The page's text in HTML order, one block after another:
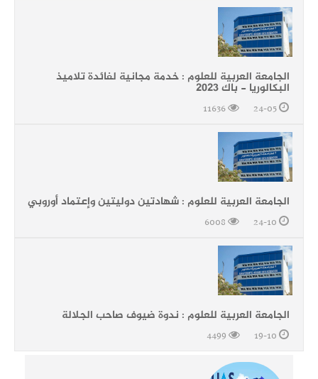
الجامعة العربية للعلوم : خدمة مجانية لفائدة تلاميذ
البكالوريا - باك 2023
الجامعة العربية للعلوم : شهادتين دوليتين وإعتماد أوروبي
الجامعة العربية للعلوم : ندوة ضيوف صاحب الجلالة